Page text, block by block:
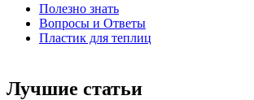
Полезно знать
Вопросы и Ответы
Пластик для теплиц
Лучшие статьи